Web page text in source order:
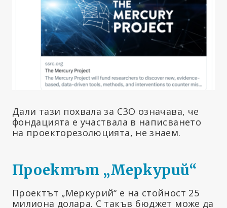
Дали тази похвала за СЗО означава, че
фондацията е участвала в написването
на проекторезолюцията, не знаем.
Проектът „Меркурий“
Проектът „Меркурий“ е на стойност 25
милиона долара. С такъв бюджет може да